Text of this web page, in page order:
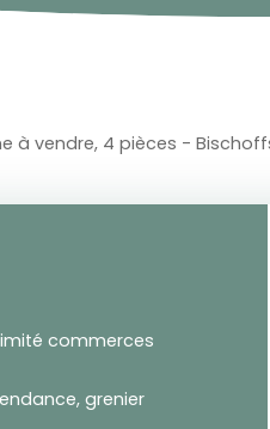
à vendre, 4 pièces -
commerces
grenier